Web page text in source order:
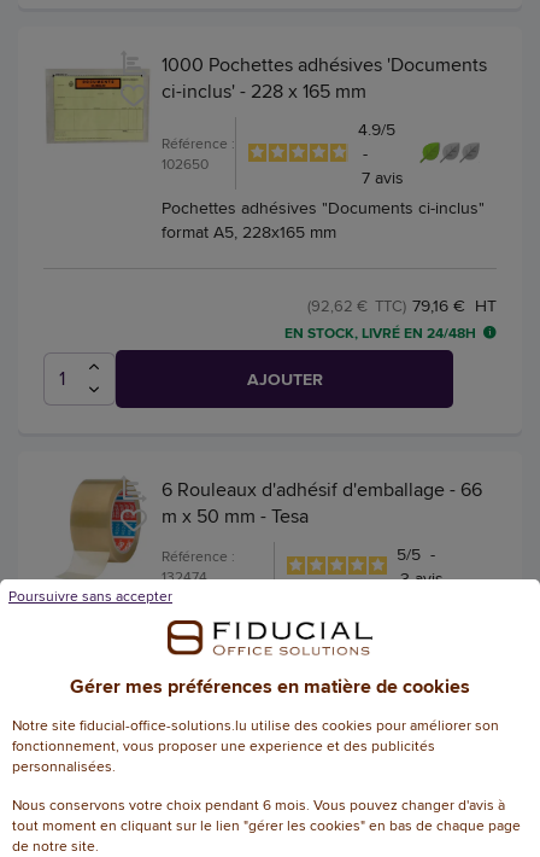
1000 Pochettes adhésives 'Documents
ci-inclus' - 228 x 165 mm
Référence :
102650
4.9/5
-
7 avis
Pochettes adhésives "Documents ci-inclus"
format A5, 228x165 mm
79,16 € HT
(92,62 € TTC)
EN STOCK, LIVRÉ EN 24/48H
AJOUTER
6 Rouleaux d'adhésif d'emballage - 66
m x 50 mm - Tesa
Référence :
132474
5/5 -
3avis
Rouleaux adhésifs d'emballage TESA
polypropylène - 66mx50mm
EN STOCK, LIVRÉ EN 24/48H
Gérer mes préférences en matière de cookies
Notre site fiducial-office-solutions.lu utilise des cookies pour améliorer son
fonctionnement, vous proposer une experience et des publicités
personnalisées.
Nous conservons votre choix pendant 6 mois. Vous pouvez changer d'avis à
tout moment en cliquant sur le lien "gérer les cookies" en bas de chaque page
de notre site.
Poursuivre sans accepter